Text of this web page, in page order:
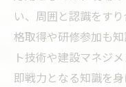
い、周囲と認識をす
格取得や研修参加も
ト技術や建設マネジ
即戦力となる知識を